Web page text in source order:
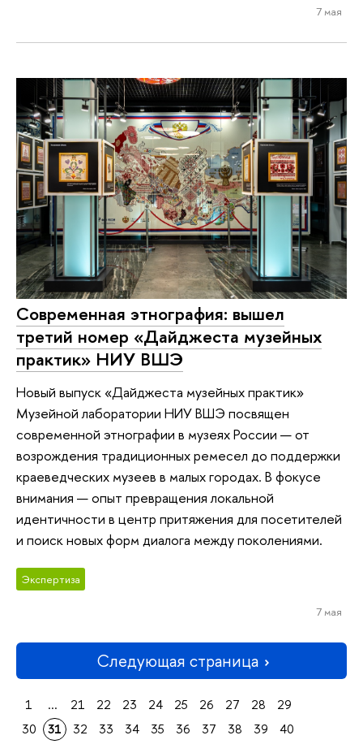
7 мая
Современная этнография: вышел
третий номер «Дайджеста музейных
практик» НИУ ВШЭ
Новый выпуск «Дайджеста музейных практик»
Музейной лаборатории НИУ ВШЭ посвящен
современной этнографии в музеях России — от
возрождения традиционных ремесел до поддержки
краеведческих музеев в малых городах. В фокусе
внимания — опыт превращения локальной
идентичности в центр притяжения для посетителей
и поиск новых форм диалога между поколениями.
Экспертиза
7 мая
Следующая страница
1 ... 21 22 23 24 25 26 27 28
29
30
31 32 33 34 35 36 37 38 39
40